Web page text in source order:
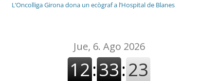
L’Oncolliga Girona dona un ecògraf a l’Hospital de Blanes